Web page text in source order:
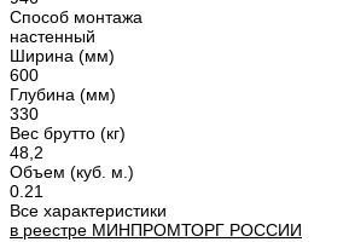
Способ монтажа
настенный
Ширина (мм)
600
Глубина (мм)
330
Вес брутто (кг)
48,2
Объем (куб. м.)
0.21
Все характеристики
в реестре МИНПРОМТОРГ РОССИИ